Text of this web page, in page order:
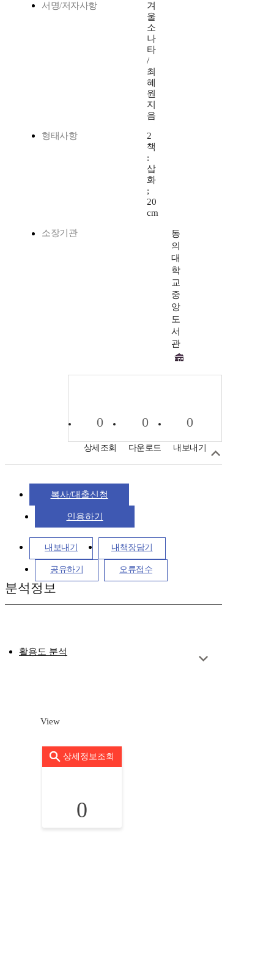
서명/저자사항
겨
울
소
나
타
/
최
혜
원
지
음
형태사항
2
책
:
삽
화
;
20
cm
소장기관
동
의
대
학
교
중
앙
도
서
관
0
상세조회
0
다운로드
0
내보내기
복사/대출신청
인용하기
내보내기 내책장담기
공유하기 오류접수
분석정보
활용도 분석
View
상세정보조회
0